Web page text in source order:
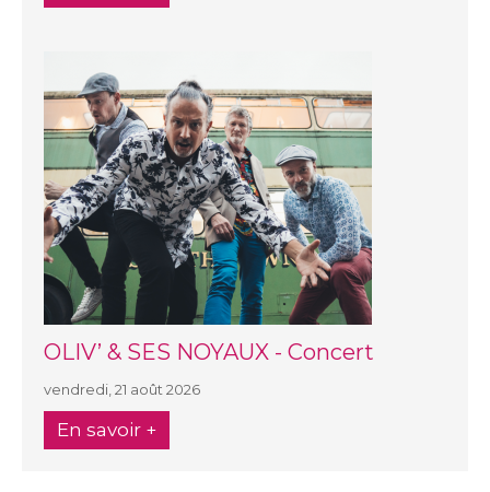
OLIV’ & SES NOYAUX - Concert
vendredi, 21 août 2026
En savoir +